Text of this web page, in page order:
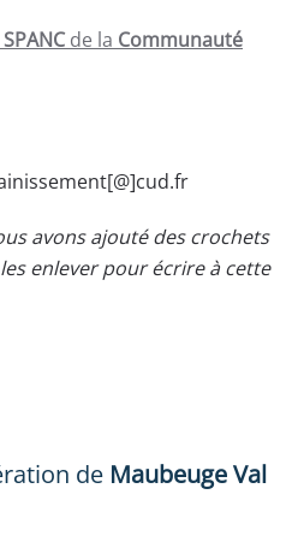
SPANCde la Communauté
avons ajouté des crochets
enlever pour écrire à cette
de Maubeuge Val